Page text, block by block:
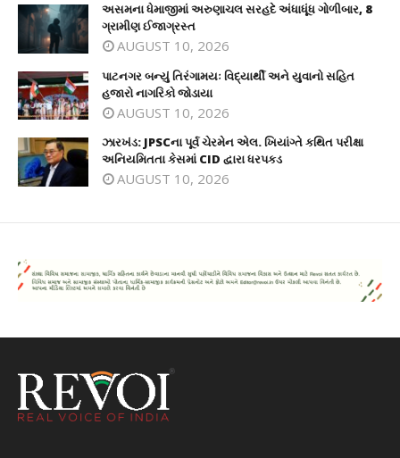
અસમના ધેમાજીમાં અરુણાચલ સરહદે અંધાધૂંધ ગોળીબાર, 8
ગ્રામીણ ઈજાગ્રસ્ત
AUGUST 10, 2026
પાટનગર બન્યું તિરંગામયઃ વિદ્યાર્થી અને યુવાનો સહિત
હજારો નાગરિકો જોડાયા
AUGUST 10, 2026
ઝારખંડ: JPSCના પૂર્વ ચેરમેન એલ. ખિયાંગ્તે કથિત પરીક્ષા
અનિયમિતતા કેસમાં CID દ્વારા ધરપકડ
AUGUST 10, 2026